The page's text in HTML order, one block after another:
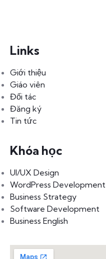
Links
Giới thiệu
Giáo viên
Đối tác
Đăng ký
Tin tức
Khóa học
UI/UX Design
WordPress Development
Business Strategy
Software Development
Business English